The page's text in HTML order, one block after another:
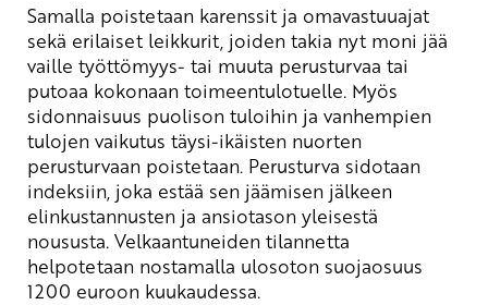
Samalla poistetaan karenssit ja omavastuuajat
sekä erilaiset leikkurit, joiden takia nyt moni jää
vaille työttömyys- tai muuta perusturvaa tai
putoaa kokonaan toimeentulotuelle. Myös
sidonnaisuus puolison tuloihin ja vanhempien
tulojen vaikutus täysi-ikäisten nuorten
perusturvaan poistetaan. Perusturva sidotaan
indeksiin, joka estää sen jäämisen jälkeen
elinkustannusten ja ansiotason yleisestä
noususta. Velkaantuneiden tilannetta
helpotetaan nostamalla ulosoton suojaosuus
1200 euroon kuukaudessa.